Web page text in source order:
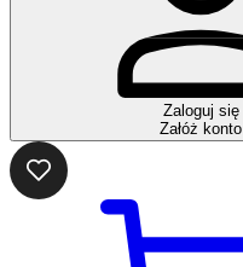
Zaloguj się
Załóż konto